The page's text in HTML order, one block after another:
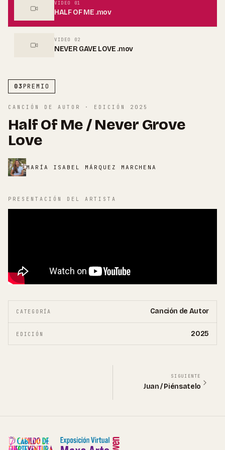
VIDEO 01
HALF OF ME .mov
VIDEO 02
NEVER GAVE LOVE .mov
03PREMIO
CANCIÓN DE AUTOR · EDICIÓN 2025
Half Of Me / Never Grove
Love
MARÍA ISABEL MÁRQUEZ MARCHENA
PRESENTACIÓN DEL ARTISTA
CATEGORÍA Canción de Autor
EDICIÓN 2025
SIGUIENTE
Juan / Piénsatelo